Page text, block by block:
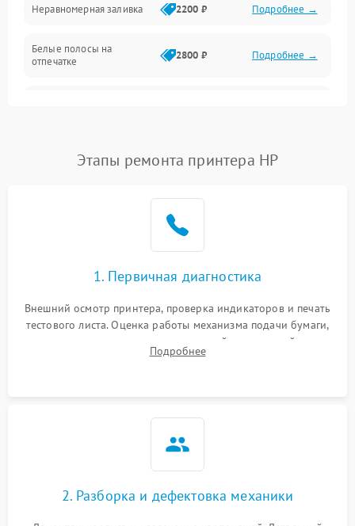
Режим работы
Питание и запуск
Неравномерная заливка 2200 ₽ Подробнее →
Белые полосы на
отпечатке
2800 ₽ Подробнее →
Этапы ремонта принтера HP
1. Первичная диагностика
Внешний осмотр принтера, проверка индикаторов и печать
тестового листа. Оценка работы механизма подачи бумаги,
выявление посторонних шумов, замятий и первичный анализ
дефектов печати (полосы, фон, пробелы).
Подробнее
2. Разборка и дефектовка механики